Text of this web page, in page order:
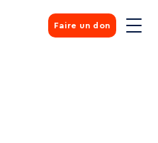
Faire un don